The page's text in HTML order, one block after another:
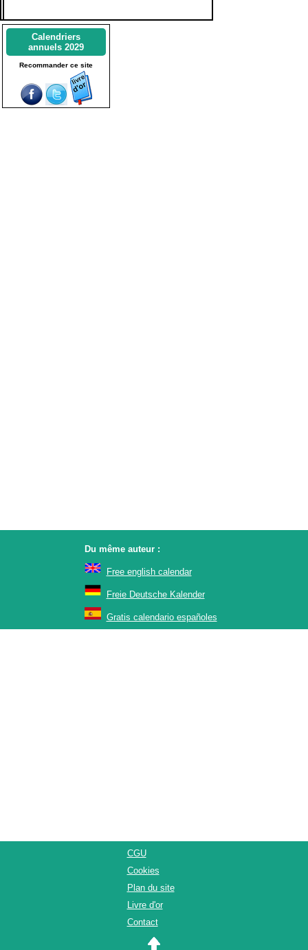
Calendriers
annuels 2029
Recommander ce site
Du même auteur :
Free english calendar
Freie Deutsche Kalender
Gratis calendario españoles
CGU
Cookies
Plan du site
Livre d'or
Contact